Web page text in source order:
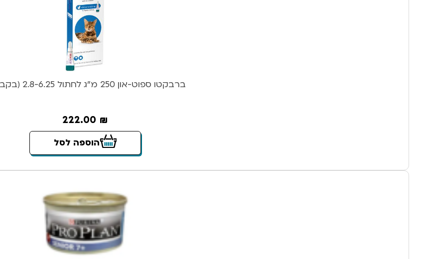
ברבקטו ספוט-און 250 מ”ג לחתול 2.8-6.25 (בקבוקון)
222.00 ₪
הוספה לסל